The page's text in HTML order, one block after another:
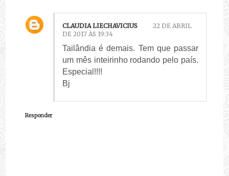
CLAUDIA LIECHAVICIUS
22 DE ABRIL
DE 2017 ÀS 19:34
Tailândia é demais. Tem que passar
um mês inteirinho rodando pelo país.
Especial!!!!
Bj
Responder